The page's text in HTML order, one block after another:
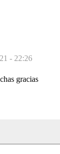
- 22:26
gracias